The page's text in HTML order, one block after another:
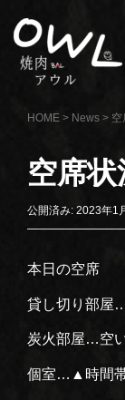
HOME > News > 空
空席
公開済み: 2023年1
本日の空席
貸し切り部屋
炭火部屋…空
個室…▲時間